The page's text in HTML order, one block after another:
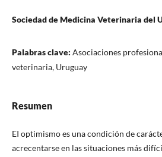
Sociedad de Medicina Veterinaria del
Palabras clave: Asociaciones
veterinaria, Uruguay
Resumen
EI optimismo es una condición de
acrecentarse en las situaciones más